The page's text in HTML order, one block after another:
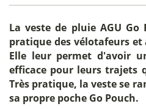
Laveste de pluie AGU Go
pratique des vélotafeurs
Elle leur permet d'avoir
efficace pour leurs trajets
Très pratique, la veste se
sa propre poche Go Pouch.